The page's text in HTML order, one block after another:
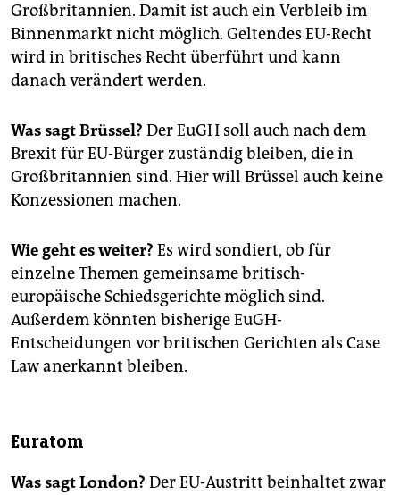
29. 3. 2019:Großbritannien verlässt die EU – mit oder
ohne Abkommen – es sei denn, es wird eine
Verlängerung der Austrittsfrist vereinbart.(d.j.)
Großbritannien. Damit ist auch ein Verbleib im
Binnenmarkt nicht möglich. Geltendes EU-Recht
wird in ­britisches Recht überführt und kann
danach verändert werden.
Was sagt Brüssel? Der EuGH soll auch nach dem
Brexit für EU-Bürger zuständig bleiben, die in
Großbritannien sind. Hier will Brüssel auch keine
Konzessionen machen.
Wie geht es weiter? Es wird sondiert, ob für
einzelne Themen gemeinsame britisch-
europäische Schiedsgerichte möglich sind.
Außerdem könnten bisherige EuGH-
Entscheidungen vor britischen Gerichten als Case
Law anerkannt bleiben.
Euratom
Was sagt London? Der EU-Austritt beinhaltet zwar